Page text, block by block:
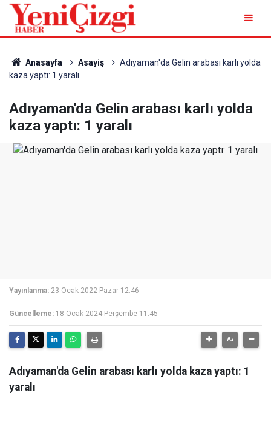
Anasayfa Asayiş
Adıyaman'da Gelin arabası karlı yolda
kaza yaptı: 1 yaralı
Adıyaman'da Gelin arabası karlı yolda
kaza yaptı: 1 yaralı
Yayınlanma: 23 Ocak 2022 Pazar 12:46
Güncelleme: 18 Ocak 2024 Perşembe 11:45
Adıyaman'da Gelin arabası karlı yolda kaza yaptı: 1
yaralı